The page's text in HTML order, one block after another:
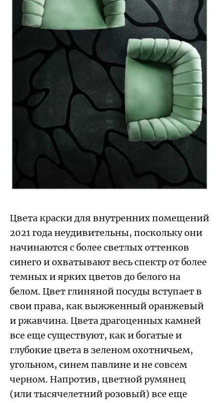
Цвета краски для внутренних помещений
2021 года неудивительны, поскольку они
начинаются с более светлых оттенков
синего и охватывают весь спектр от более
темных и ярких цветов до белого на
белом. Цвет глиняной посуды вступает в
свои права, как выжженный оранжевый
и ржавчина. Цвета драгоценных камней
все еще существуют, как и богатые и
глубокие цвета в зеленом охотничьем,
угольном, синем павлине и не совсем
черном. Напротив, цветной румянец
(или тысячелетний розовый) все еще